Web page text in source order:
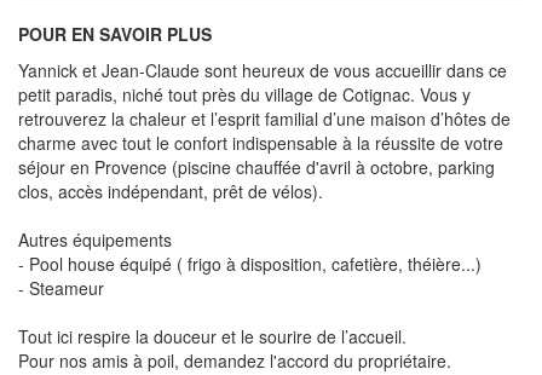
POUR EN SAVOIR PLUS
Yannick et Jean-Claude sont heureux de vous accueillir dans ce
petit paradis, niché tout près du village de Cotignac. Vous y
retrouverez la chaleur et l’esprit familial d’une maison d’hôtes de
charme avec tout le confort indispensable à la réussite de votre
séjour en Provence (piscine chauffée d'avril à octobre, parking
clos, accès indépendant, prêt de vélos).
Autres équipements
- Pool house équipé ( frigo à disposition, cafetière, théière...)
- Steameur
Tout ici respire la douceur et le sourire de l’accueil.
Pour nos amis à poil, demandez l'accord du propriétaire.